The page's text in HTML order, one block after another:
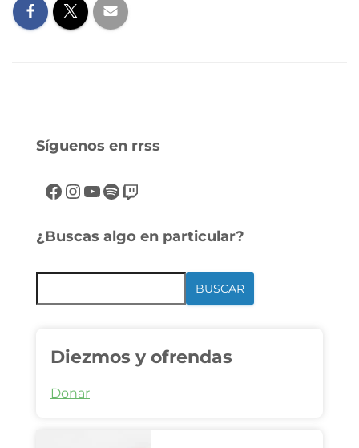
Síguenos en rrss
¿Buscas algo en particular?
BUSCAR
Diezmos y ofrendas
Donar